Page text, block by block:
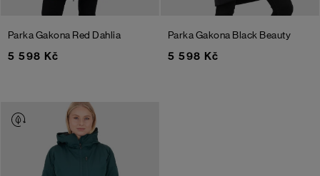
Parka Gakona Red Dahlia
5 598 Kč
Parka Gakona Black Beauty
5 598 Kč